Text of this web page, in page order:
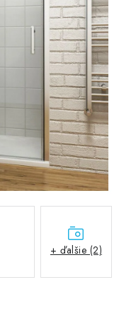
A
Predajňa Nitra
+ ďalšie (2)